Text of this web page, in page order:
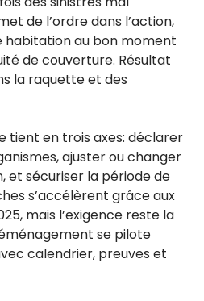
de l’ordre dans l’action,
habitation au bon moment
de couverture. Résultat
la raquette et des
tient en trois axes: déclarer
ajuster ou changer
et sécuriser la période de
s’accélèrent grâce aux
mais l’exigence reste la
se pilote
calendrier, preuves et